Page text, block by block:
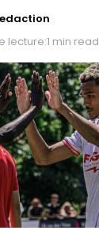
lecture:1 min read